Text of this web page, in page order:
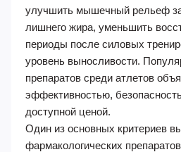
улучшить мышечный рельеф за
лишнего жира, уменьшить
периоды после силовых
уровень выносливости.
препаратов среди атлетов
эффективностью,
доступной ценой.
Один из основных критериев
фармакологических